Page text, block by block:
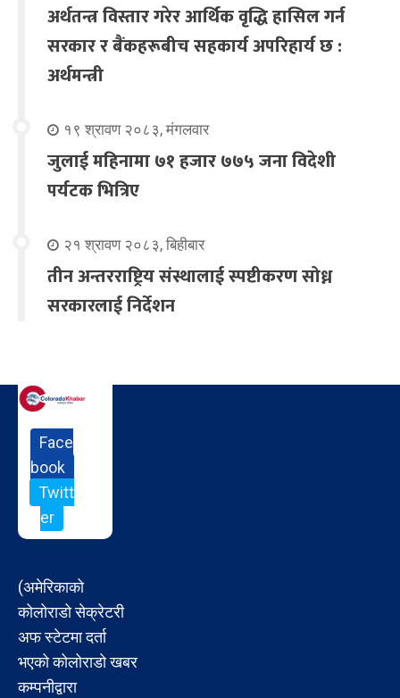
अर्थतन्त्र विस्तार गरेर आर्थिक वृद्धि हासिल गर्न
सरकार र बैंकहरूबीच सहकार्य अपरिहार्य छ :
अर्थमन्त्री
१९ श्रावण २०८३, मंगलवार
जुलाई महिनामा ७१ हजार ७७५ जना विदेशी
पर्यटक भित्रिए
२१ श्रावण २०८३, बिहीबार
तीन अन्तरराष्ट्रिय संस्थालाई स्पष्टीकरण सोध्न
सरकारलाई निर्देशन
Face
book
Twitt
er
(अमेरिकाको
कोलोराडो सेक्रेटरी
अफ स्टेटमा दर्ता
भएको कोलोराडो खबर
कम्पनीद्वारा